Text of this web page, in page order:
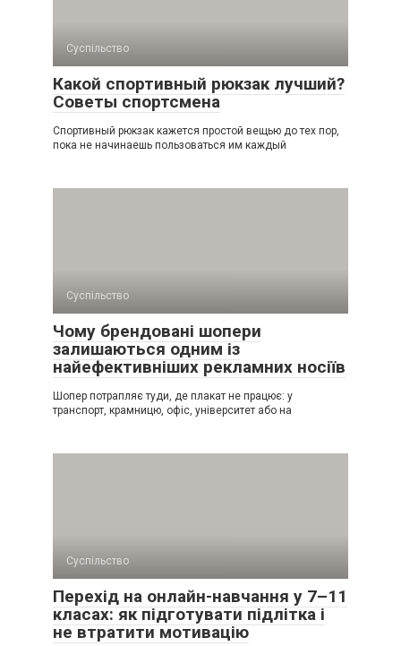
Суспільство
Какой спортивный рюкзак лучший?
Советы спортсмена
Спортивный рюкзак кажется простой вещью до тех пор,
пока не начинаешь пользоваться им каждый
Суспільство
Чому брендовані шопери
залишаються одним із
найефективніших рекламних носіїв
Шопер потрапляє туди, де плакат не працює: у
транспорт, крамницю, офіс, університет або на
Суспільство
Перехід на онлайн-навчання у 7–11
класах: як підготувати підлітка і
не втратити мотивацію